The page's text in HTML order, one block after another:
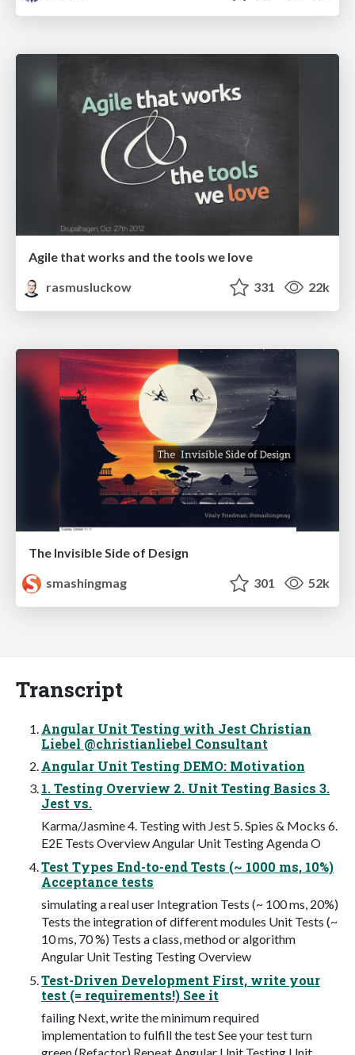
Agile that works and the tools we love
rasmusluckow
331 22k
The Invisible Side of Design
smashingmag
301 52k
Transcript
Angular Unit Testing with Jest Christian
Liebel @christianliebel Consultant
Angular Unit Testing DEMO: Motivation
1. Testing Overview 2. Unit Testing Basics 3.
Jest vs.
Karma/Jasmine 4. Testing with Jest 5. Spies & Mocks 6.
E2E Tests Overview Angular Unit Testing Agenda O
Test Types End-to-end Tests (~ 1000 ms, 10%)
Acceptance tests
simulating a real user Integration Tests (~ 100 ms, 20%)
Tests the integration of different modules Unit Tests (~
10 ms, 70 %) Tests a class, method or algorithm
Angular Unit Testing Testing Overview
Test-Driven Development First, write your
test (= requirements!) See it
failing Next, write the minimum required
implementation to fulfill the test See your test turn
green (Refactor) Repeat Angular Unit Testing Unit